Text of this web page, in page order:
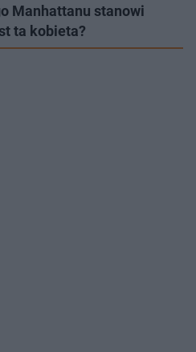
Manhattanu stanowi
ta kobieta?